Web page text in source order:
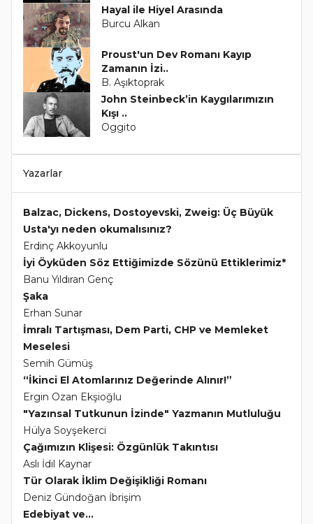
Hayal ile Hiyel Arasında
Burcu Alkan
Proust'un Dev Romanı Kayıp
Zamanın İzi..
B. Aşıktoprak
John Steinbeck’in Kaygılarımızın
Kışı ..
Oggito
Yazarlar
Balzac, Dickens, Dostoyevski, Zweig: Üç Büyük
Usta'yı neden okumalısınız?
Erdinç Akkoyunlu
İyi Öyküden Söz Ettiğimizde Sözünü Ettiklerimiz*
Banu Yıldıran Genç
Şaka
Erhan Sunar
İmralı Tartışması, Dem Parti, CHP ve Memleket
Meselesi
Semih Gümüş
“İkinci El Atomlarınız Değerinde Alınır!”
Ergin Ozan Ekşioğlu
"Yazınsal Tutkunun İzinde" Yazmanın Mutluluğu
Hülya Soyşekerci
Çağımızın Klişesi: Özgünlük Takıntısı
Aslı İdil Kaynar
Tür Olarak İklim Değişikliği Romanı
Deniz Gündoğan İbrişim
Edebiyat ve...